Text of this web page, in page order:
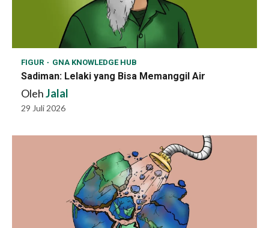
FIGUR GNA KNOWLEDGE HUB
Sadiman: Lelaki yang Bisa Memanggil Air
OlehJalal
29 Juli 2026